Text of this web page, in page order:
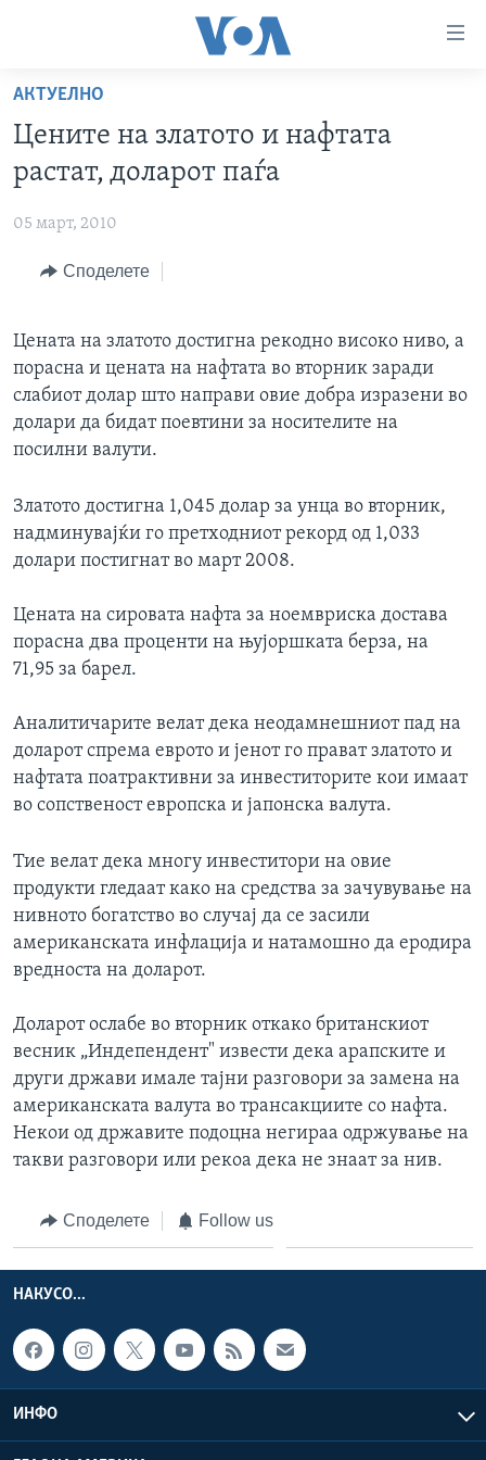
пристапност
Премини
на
главната
Премини
навигација
Пребарувај
РУБРИКИ
МАКЕДОНИЈА
СВЕТ
ПОЛИТИКА
ЗДРАВЈЕ
НАУКА
ИНТЕРВЈУА
ФОТОГАЛЕРИИ
ДОКУМЕНТАРЦИ
АРХИВИРАНА ПРОГРАМА
ВЕСТИ ОД САД ВО МИНУТА - АРХИВА
ИЗБОРИ ВО САД 2020 - АРХИВА
Learning English
НАКУСО...
Јазици
АКТУЕЛНО
Цените на златото и нафтата
растат, доларот паѓа
05 март, 2010
Споделете
Цената на златото достигна рекодно високо ниво, а
порасна и цената на нафтата во вторник заради
слабиот долар што направи овие добра изразени во
долари да бидат поевтини за носителите на
посилни валути.
Златото достигна 1,045 долар за унца во вторник,
надминувајќи го претходниот рекорд од 1,033
долари постигнат во март 2008.
Цената на сировата нафта за ноемвриска достава
порасна два проценти на њујоршката берза, на
71,95 за барел.
Аналитичарите велат дека неодамнешниот пад на
доларот спрема еврото и јенот го прават златото и
нафтата поатрактивни за инвеститорите кои имаат
во сопственост европска и јапонска валута.
Тие велат дека многу инвеститори на овие
продукти гледаат како на средства за зачувување на
нивното богатство во случај да се засили
американската инфлација и натамошно да еродира
вредноста на доларот.
Доларот ослабе во вторник откако британскиот
весник „Индепендент" извести дека арапските и
други држави имале тајни разговори за замена на
американската валута во трансакциите со нафта.
Некои од државите подоцна негираа одржување на
такви разговори или рекоа дека не знаат за нив.
Споделете Follow us
НАКУСО...
ИНФО